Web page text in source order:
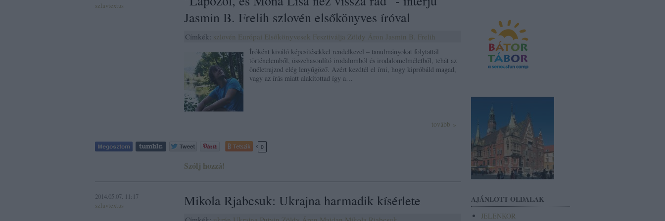
AJÁNLOTT OLDALAK
JELENKOR
szlavtextus
Jasmin B. Frelih szlovén elsőkönyves íróval
Címkék: szlovén Európai Elsőkönyvesek Fesztiválja Zöldy Áron Jasmin B. Frelih
Íróként kiváló képesítésekkel rendelkezel – tanulmányokat folytattál
történelemből, összehasonlító irodalomból és irodalomelméletből, tehát az
önéletrajzod elég lenyűgöző. Azért kezdtél el írni, hogy kipróbáld magad,
vagy az írás miatt alakítottad így a…
tovább »
Tetszik 0
Szólj hozzá!
2014.05.07. 11:17
szlavtextus
Mikola Rjabcsuk: Ukrajna harmadik kísérlete